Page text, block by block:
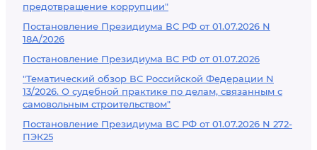
предотвращение коррупции"
Постановление Президиума ВС РФ от 01.07.2026 N
18А/2026
Постановление Президиума ВС РФ от 01.07.2026
"Тематический обзор ВС Российской Федерации N
13/2026. О судебной практике по делам, связанным с
самовольным строительством"
Постановление Президиума ВС РФ от 01.07.2026 N 272-
ПЭК25